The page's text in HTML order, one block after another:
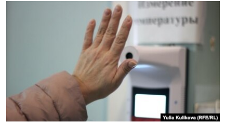
РАСПИСАНИЕ ВЕЩАНИЯ
ПОДПИШИТЕСЬ НА РАССЫЛКУ